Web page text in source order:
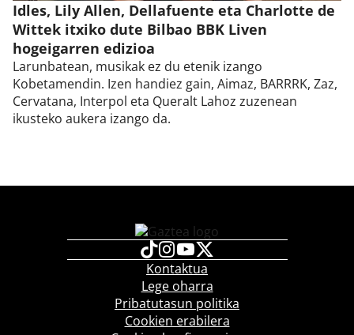
Idles, Lily Allen, Dellafuente eta Charlotte de
Wittek itxiko dute Bilbao BBK Liven
hogeigarren edizioa
Larunbatean, musikak ez du etenik izango
Kobetamendin. Izen handiez gain, Aimaz, BARRRK, Zaz,
Cervatana, Interpol eta Queralt Lahoz zuzenean
ikusteko aukera izango da.
Kontaktua
Lege oharra
Pribatutasun politika
Cookien erabilera